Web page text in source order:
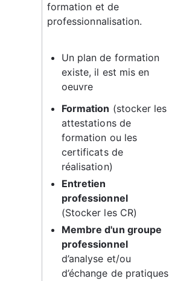
formation et de
professionnalisation.
Un plan de formation
existe, il est mis en
oeuvre
Formation (stocker les
attestations de
formation ou les
certificats de
réalisation)
Entretien
professionnel
(Stocker les CR)
Membre d'un groupe
professionnel
d’analyse et/ou
d’échange de pratiques